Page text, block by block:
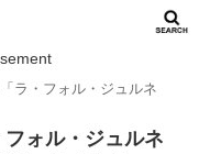
ラ・フォル・ジュルネ
ォル・ジュルネ